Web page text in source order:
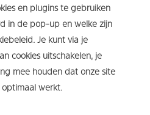
en plugins te gebruiken
in de pop-up en welke zijn
Je kunt via je
cookies uitschakelen, je
mee houden dat onze site
werkt.